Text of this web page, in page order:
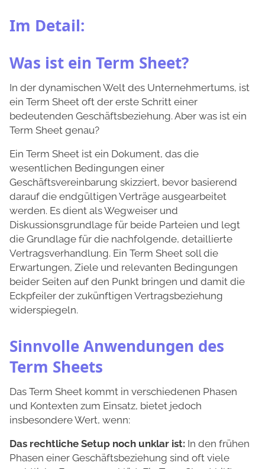
Im Detail:
Was ist ein Term Sheet?
In der dynamischen Welt des Unternehmertums, ist
ein Term Sheet oft der erste Schritt einer
bedeutenden Geschäftsbeziehung. Aber was ist ein
Term Sheet genau?
Ein Term Sheet ist ein Dokument, das die
wesentlichen Bedingungen einer
Geschäftsvereinbarung skizziert, bevor basierend
darauf die endgültigen Verträge ausgearbeitet
werden. Es dient als Wegweiser und
Diskussionsgrundlage für beide Parteien und legt
die Grundlage für die nachfolgende, detaillierte
Vertragsverhandlung. Ein Term Sheet soll die
Erwartungen, Ziele und relevanten Bedingungen
beider Seiten auf den Punkt bringen und damit die
Eckpfeiler der zukünftigen Vertragsbeziehung
widerspiegeln.
Sinnvolle Anwendungen des
Term Sheets
Das Term Sheet kommt in verschiedenen Phasen
und Kontexten zum Einsatz, bietet jedoch
insbesondere Wert, wenn:
Das rechtliche Setup noch unklar ist: In den frühen
Phasen einer Geschäftsbeziehung sind oft viele